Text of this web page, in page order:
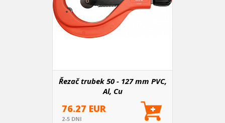
Řezač trubek 50 - 127 mm PVC,
Al, Cu
76.27 EUR
2-5 DNI